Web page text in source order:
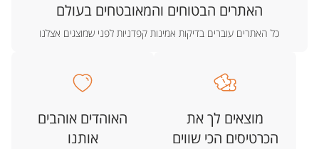
האתרים הבטוחים והמאובטחים בעולם
כל האתרים עוברים בדיקות אמינות קפדניות לפני שמוצגים אצלנו
מוצאים לך את
הכרטיסים הכי שווים
האוהדים אוהבים
אותנו